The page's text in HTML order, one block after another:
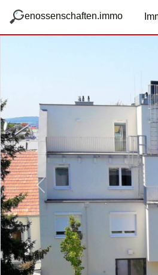
g
enossenschaften.immo
Vorige